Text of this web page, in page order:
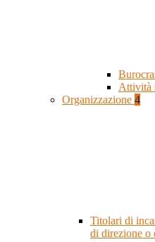
Attività
Organizzazione 4
Titolari di
di direzione o